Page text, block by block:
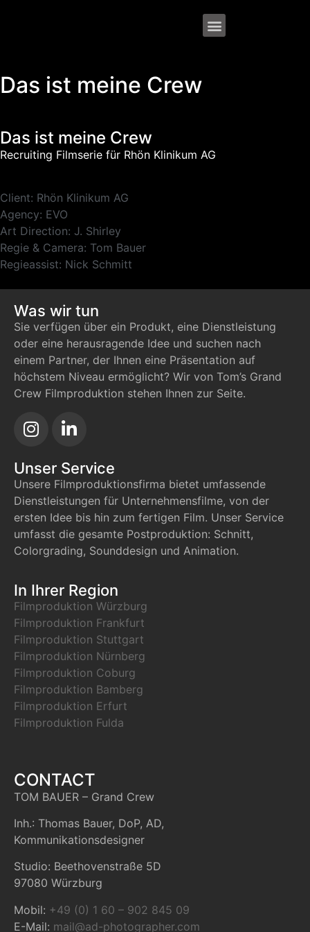
Das ist meine Crew
Das ist meine Crew
Recruiting Filmserie für Rhön Klinikum AG
Client: Rhön Klinikum AG
Agency: EVO
Art Direction: J. Shirley
Regie & Camera: Tom Bauer
Regieassist: Nick Schmitt
Was wir tun
Sie verfügen über ein Produkt, eine Dienstleistung
oder eine herausragende Idee und suchen nach
einem Partner, der Ihnen eine Präsentation auf
höchstem Niveau ermöglicht? Wir von Tom’s Grand
Crew Filmproduktion stehen Ihnen zur Seite.
Unser Service
Unsere Filmproduktionsfirma bietet umfassende
Dienstleistungen für Unternehmensfilme, von der
ersten Idee bis hin zum fertigen Film. Unser Service
umfasst die gesamte Postproduktion: Schnitt,
Colorgrading, Sounddesign und Animation.
In Ihrer Region
Filmproduktion Würzburg
Filmproduktion Frankfurt
Filmproduktion Stuttgart
Filmproduktion Nürnberg
Filmproduktion Coburg
Filmproduktion Bamberg
Filmproduktion Erfurt
Filmproduktion Fulda
CONTACT
TOM BAUER – Grand Crew
Inh.: Thomas Bauer, DoP, AD,
Kommunikationsdesigner
Studio: Beethovenstraße 5D
97080 Würzburg
Mobil: +49 (0) 1 60 – 902 845 09
E-Mail: mail@ad-photographer.com